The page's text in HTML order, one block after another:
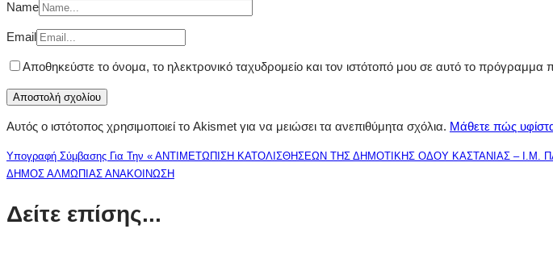
Name
Email
Αποθηκεύστε το όνομα, το ηλεκτρονικό ταχυδρομείο και τον ιστότοπό μου σε αυτό το
Αυτός ο ιστότοπος χρησιμοποιεί το Akismet για να μειώσει τα ανεπιθύμητα σχόλια. Μάθετε πώς
Υπογραφή Σύμβασης Για Την « ΑΝΤΙΜΕΤΩΠΙΣΗ ΚΑΤΟΛΙΣΘΗΣΕΩΝ ΤΗΣ ΔΗΜΟΤΙΚΗΣ ΟΔΟΥ ΚΑΣΤΑΝΙΑΣ – Ι.Μ.
ΔΗΜΟΣ ΑΛΜΩΠΙΑΣ ΑΝΑΚΟΙΝΩΣΗ
Δείτε επίσης...